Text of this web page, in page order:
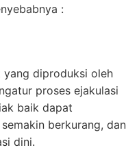
:
yang diproduksi oleh
proses ejakulasi
baik dapat
berkurang, dan
dini.